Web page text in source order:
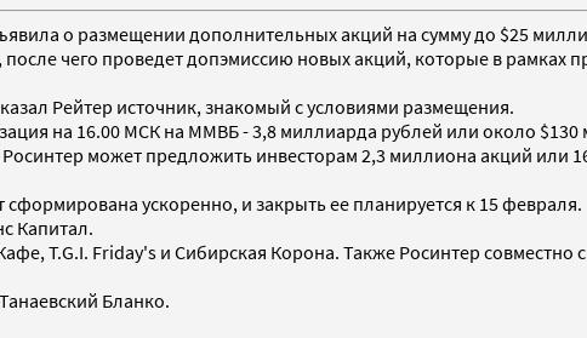
о размещении дополнительных акций на сумму до $25
чего проведет допэмиссию новых акций, которые в рамках
Рейтер источник, знакомый с условиями размещения.
на 16.00 МСК на ММВБ - 3,8 миллиарда рублей или около
может предложить инвесторам 2,3 миллиона акций или
ускоренно, и закрыть ее планируется к 15 февраля.
Капитал.
T.G.I. Friday's и Сибирская Корона. Также Росинтер
Бланко.